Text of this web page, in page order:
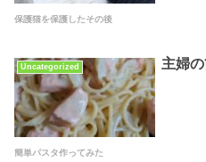
保護猫を保護したその後
Uncategorized 主婦
簡単パスタ作ってみた